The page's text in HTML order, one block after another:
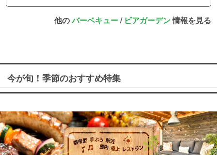
他のバーベキュー/ ビアガーデン情報を見る
今が旬！季節のおすすめ特集